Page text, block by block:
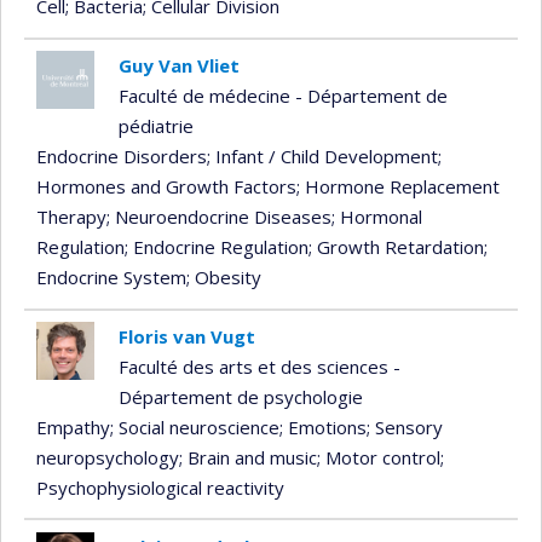
Cell ; Bacteria; Cellular Division
Guy Van Vliet
Faculté de médecine - Département de
pédiatrie
Endocrine Disorders; Infant / Child Development;
Hormones and Growth Factors; Hormone Replacement
Therapy; Neuroendocrine Diseases; Hormonal
Regulation; Endocrine Regulation; Growth Retardation;
Endocrine System; Obesity
Floris van Vugt
Faculté des arts et des sciences -
Département de psychologie
Empathy; Social neuroscience; Emotions; Sensory
neuropsychology; Brain and music; Motor control;
Psychophysiological reactivity